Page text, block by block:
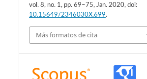
vol. 8, no. 1, pp. 69–75, Jan. 2020, doi:
10.15649/2346030X.699.
Más formatos de cita